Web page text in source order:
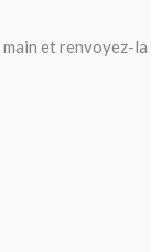
et renvoyez-